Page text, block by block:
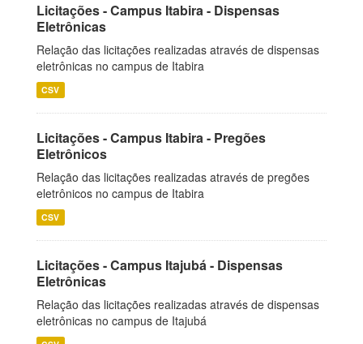
Licitações - Campus Itabira - Dispensas
Eletrônicas
Relação das licitações realizadas através de dispensas
eletrônicas no campus de Itabira
CSV
Licitações - Campus Itabira - Pregões
Eletrônicos
Relação das licitações realizadas através de pregões
eletrônicos no campus de Itabira
CSV
Licitações - Campus Itajubá - Dispensas
Eletrônicas
Relação das licitações realizadas através de dispensas
eletrônicas no campus de Itajubá